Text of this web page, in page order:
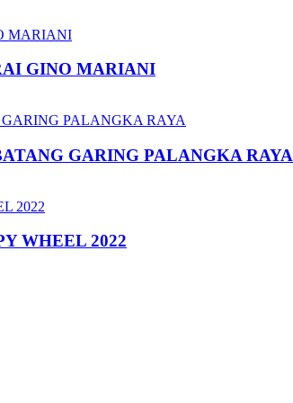
GINO MARIANI
GARING PALANGKA RAYA
WHEEL 2022